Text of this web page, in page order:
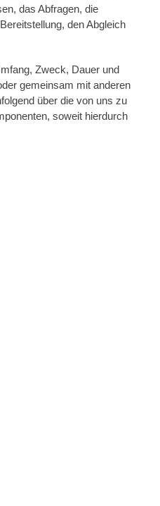
das Abfragen, die
den Abgleich
Zweck, Dauer und
gemeinsam mit anderen
über die von uns zu
soweit hierdurch